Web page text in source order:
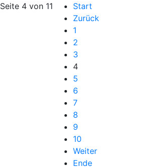
Seite 4 von 11
Start
Zurück
1
2
3
4
5
6
7
8
9
10
Weiter
Ende